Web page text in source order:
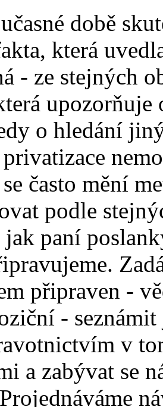
době
která
- ze stejných
upozorňuje
o hledání
často mění
podle
jak paní
připraven -
-
v
a zabývat se